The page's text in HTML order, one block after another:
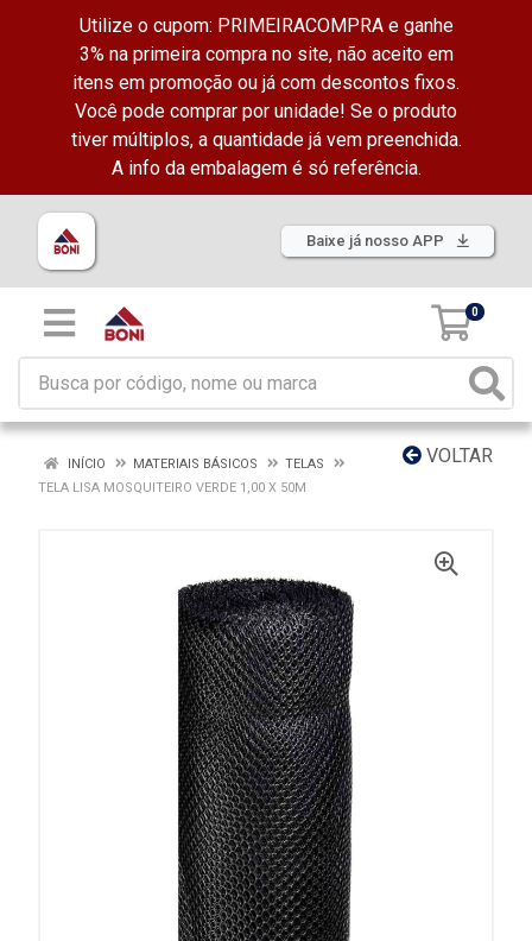
Utilize o cupom: PRIMEIRACOMPRA e ganhe
3% na primeira compra no site, não aceito em
itens em promoção ou já com descontos fixos.
Você pode comprar por unidade! Se o produto
tiver múltiplos, a quantidade já vem preenchida.
A info da embalagem é só referência.
Baixe já nosso APP
0
VOLTAR
INÍCIO MATERIAIS BÁSICOS
TELAS
TELA LISA MOSQUITEIRO VERDE 1,00 X 50M